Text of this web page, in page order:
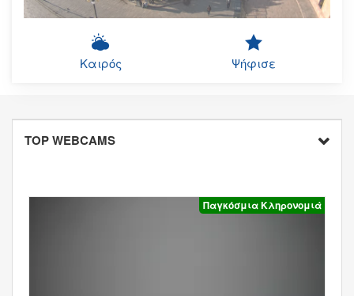
Καιρός Ψήφισε
TOP WEBCAMS
Παγκόσμια Κληρονομιά